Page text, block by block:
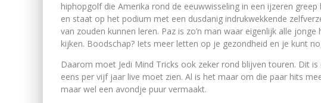
hiphopgolf die Amerika rond de eeuwwisseling in een ijzeren
en staat op het podium met een dusdanig indrukwekkende
van zouden kunnen leren. Paz is zo’n man waar eigenlijk alle
kijken. Boodschap? Iets meer letten op je gezondheid en je kunt
Daarom moet Jedi Mind Tricks ook zeker rond blijven touren. Dit
eens per vijf jaar live moet zien. Al is het maar om die paar hits
maar wel een avondje puur vermaakt.